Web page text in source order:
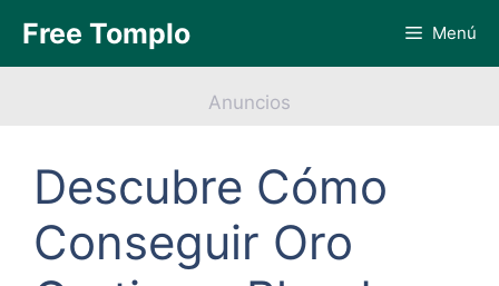
contenido
Free Tomplo Menú
Anuncios
Descubre Cómo
Conseguir Oro